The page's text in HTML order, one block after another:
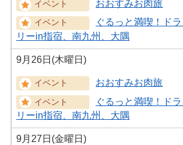
おおすみお肉旅
ぐるっと満喫！ド
リーin指宿、南九州、大隅
9月26日(木曜日)
おおすみお肉旅
ぐるっと満喫！ド
リーin指宿、南九州、大隅
9月27日(金曜日)